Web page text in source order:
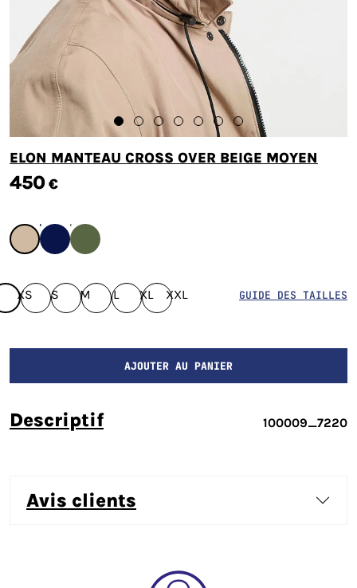
ELON MANTEAU CROSS OVER BEIGE MOYEN
450€
XS S M L XL XXL GUIDE DES TAILLES
AJOUTER AU PANIER
descriptif 100009_7220
avis clients